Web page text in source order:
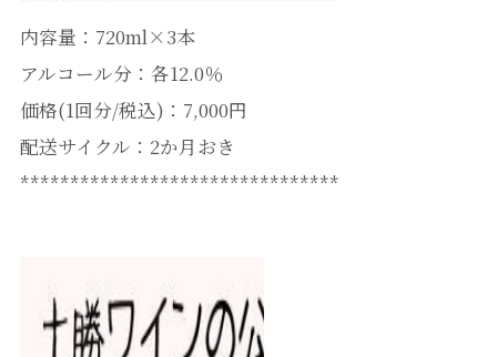
内容量：720ml×3本
アルコール分：各12.0％
価格(1回分/税込)：7,000円
配送サイクル：2か月おき
********************************